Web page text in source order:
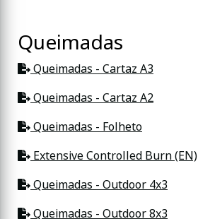
Queimadas
Queimadas - Cartaz A3
Queimadas - Cartaz A2
Queimadas - Folheto
Extensive Controlled Burn (EN)
Queimadas - Outdoor 4x3
Queimadas - Outdoor 8x3